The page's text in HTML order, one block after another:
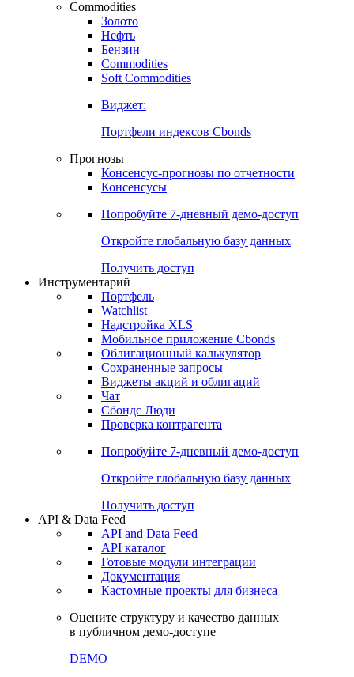
Commodities
Золото
Нефть
Бензин
Commodities
Soft Commodities
Виджет:
Портфели индексов Cbonds
Прогнозы
Консенсус-прогнозы по отчетности
Консенсусы
Попробуйте 7-дневный демо-доступ
Откройте глобальную базу данных
Получить доступ
Инструментарий
Портфель
Watchlist
Надстройка XLS
Мобильное приложение Cbonds
Облигационный калькулятор
Сохраненные запросы
Виджеты акций и облигаций
Чат
Сбондс Люди
Проверка контрагента
Попробуйте 7-дневный демо-доступ
Откройте глобальную базу данных
Получить доступ
API & Data Feed
API and Data Feed
API каталог
Готовые модули интеграции
Документация
Кастомные проекты для бизнеса
Оцените структуру и качество данных
в публичном демо-доступе
DEMO